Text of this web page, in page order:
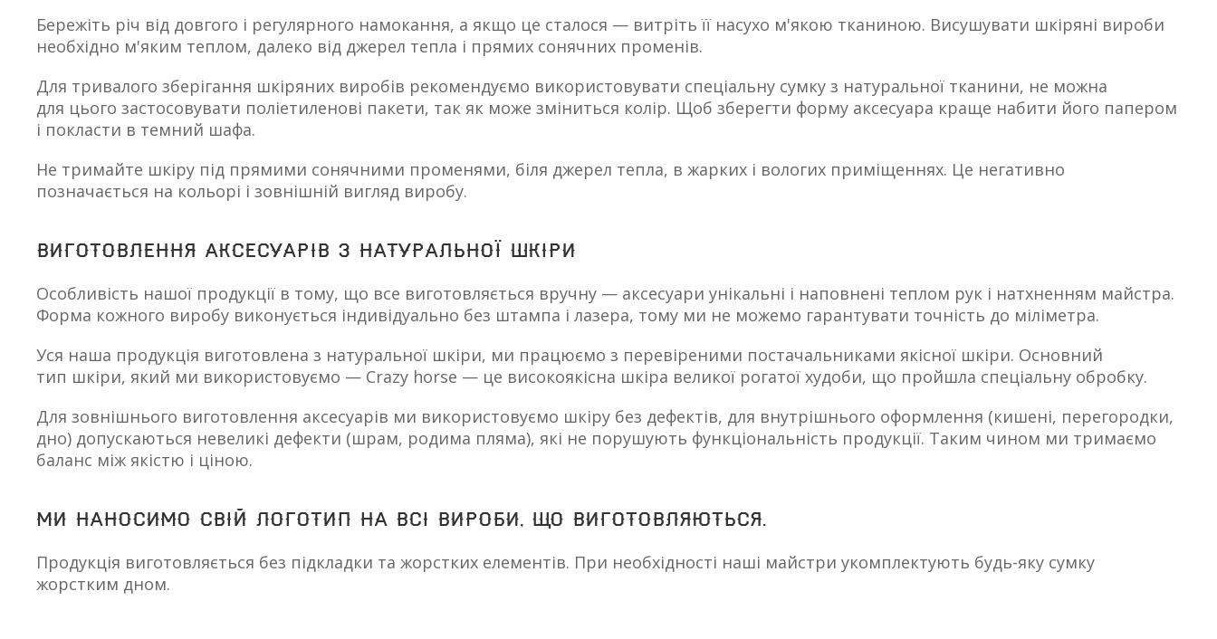
Бережіть річ від довгого і регулярного намокання, а якщо це сталося — витріть її насухо м'якою тканиною. Висушувати шкіряні вироби
необхідно м'яким теплом, далеко від джерел тепла і прямих сонячних променів.
Для тривалого зберігання шкіряних виробів рекомендуємо використовувати спеціальну сумку з натуральної тканини, не можна
для цього застосовувати поліетиленові пакети, так як може зміниться колір. Щоб зберегти форму аксесуара краще набити його папером
і покласти в темний шафа.
Не тримайте шкіру під прямими сонячними променями, біля джерел тепла, в жарких і вологих приміщеннях. Це негативно
позначається на кольорі і зовнішній вигляд виробу.
Виготовлення аксесуарів з натуральної шкіри
Особливість нашої продукції в тому, що все виготовляється вручну — аксесуари унікальні і наповнені теплом рук і натхненням майстра.
Форма кожного виробу виконується індивідуально без штампа і лазера, тому ми не можемо гарантувати точність до міліметра.
Уся наша продукція виготовлена ​​з натуральної шкіри, ми працюємо з перевіреними постачальниками якісної шкіри. Основний
тип шкіри, який ми використовуємо — Crazy horse — це високоякісна шкіра великої рогатої худоби, що пройшла спеціальну обробку.
Для зовнішнього виготовлення аксесуарів ми використовуємо шкіру без дефектів, для внутрішнього оформлення (кишені, перегородки,
дно) допускаються невеликі дефекти (шрам, родима пляма), які не порушують функціональність продукції. Таким чином ми тримаємо
баланс між якістю і ціною.
Ми наносимо свій логотип на всі вироби, що виготовляються.
Продукція виготовляється без підкладки та жорстких елементів. При необхідності наші майстри укомплектують будь-яку сумку
жорстким дном.